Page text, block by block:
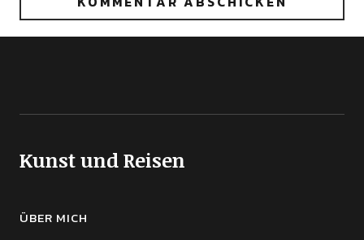
Kunst und Reisen
ÜBER MICH